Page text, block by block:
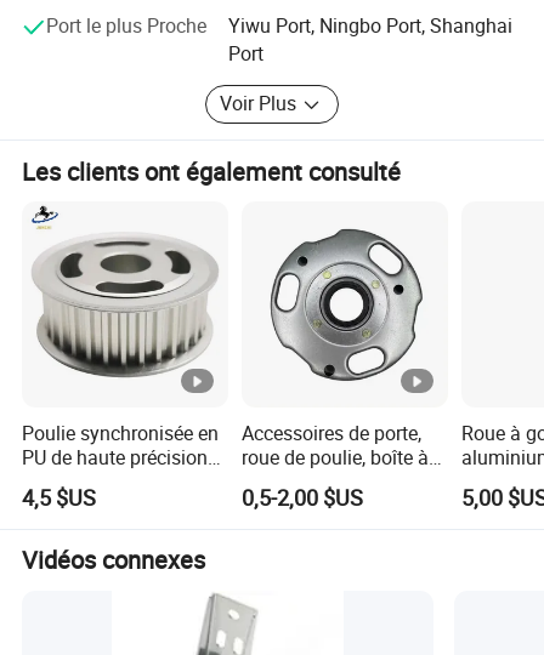
Bienvenue à vos messages!
Port le plus Proche
Yiwu Port, Ningbo Port, Shanghai
Port
Voir Plus
Les clients ont également consulté
Poulie synchronisée en
PU de haute précision
ensemble de poulies
4,5 $US
Accessoires de porte,
roue de poulie, boîte à
ressort pour porte à
enroulement
0,5-2,00 $US
Roue à
avec
poulie
5,00
Vidéos connexes